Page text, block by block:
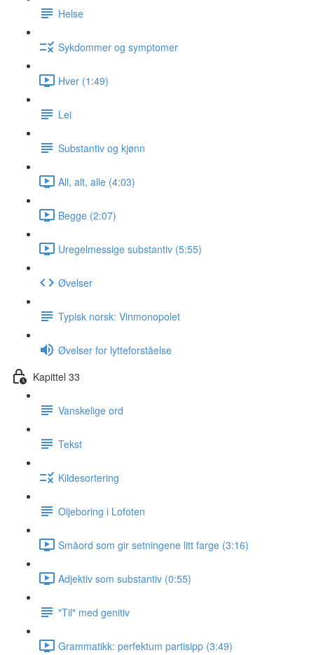
Helse
Sykdommer og symptomer
Hver (1:49)
Lei
Substantiv og kjønn
All, alt, alle (4:03)
Begge (2:07)
Uregelmessige substantiv (5:55)
Øvelser
Typisk norsk: Vinmonopolet
Øvelser for lytteforståelse
Kapittel 33
Vanskelige ord
Tekst
Kildesortering
Oljeboring i Lofoten
Småord som gir setningene litt farge (3:16)
Adjektiv som substantiv (0:55)
"Til" med genitiv
Grammatikk: perfektum partisipp (3:49)